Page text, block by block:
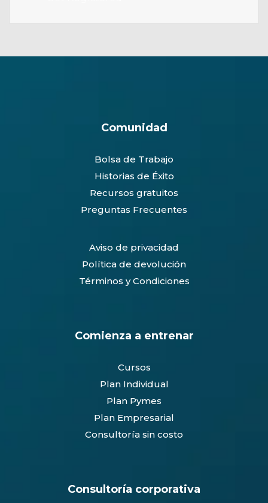
Comunidad
Bolsa de Trabajo
Historias de Éxito
Recursos gratuitos
Preguntas Frecuentes
Aviso de privacidad
Política de devolución
Términos y Condiciones
Comienza a entrenar
Cursos
Plan Individual
Plan Pymes
Plan Empresarial
Consultoría sin costo
Consultoría corporativa